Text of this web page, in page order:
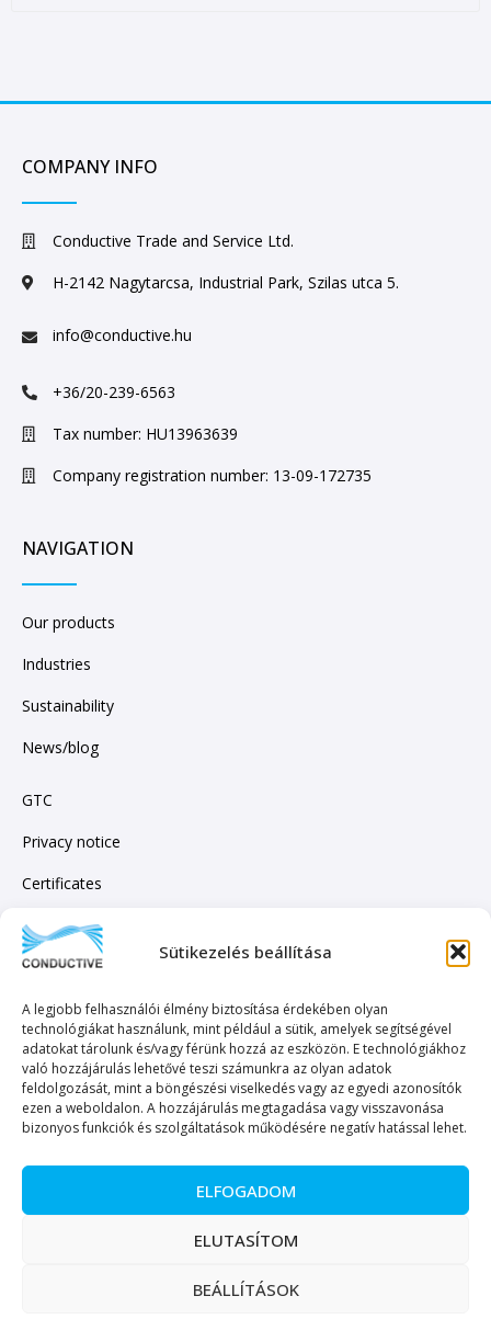
Sütikezelés beállítása
A legjobb felhasználói élmény biztosítása érdekében olyan
technológiákat használunk, mint például a sütik, amelyek segítségével
adatokat tárolunk és/vagy férünk hozzá az eszközön. E technológiákhoz
való hozzájárulás lehetővé teszi számunkra az olyan adatok
feldolgozását, mint a böngészési viselkedés vagy az egyedi azonosítók
ezen a weboldalon. A hozzájárulás megtagadása vagy visszavonása
bizonyos funkciók és szolgáltatások működésére negatív hatással lehet.
ELFOGADOM
ELUTASÍTOM
BEÁLLÍTÁSOK
COMPANY INFO
Conductive Trade and Service Ltd.
H-2142 Nagytarcsa, Industrial Park, Szilas utca 5.
info@conductive.hu
+36/20-239-6563
Tax number: HU13963639
Company registration number: 13-09-172735
NAVIGATION
Our products
Industries
Sustainability
News/blog
GTC
Privacy notice
Certificates
SUBSCRIBE TO OUR NEWSLETTER!
SEND TO